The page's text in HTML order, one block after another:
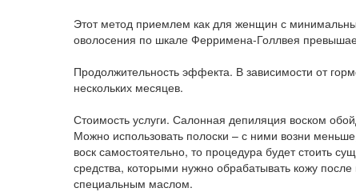
Этот метод приемлем как для женщин с
оволосения по шкале Ферримена-Голлвея
Продолжительность эффекта. В зависимости от
нескольких месяцев.
Стоимость услуги. Салонная депиляция воском
Можно использовать полоски – с ними возни
воск самостоятельно, то процедура будет стоить
средства, которыми нужно обрабатывать кожу
специальным маслом.